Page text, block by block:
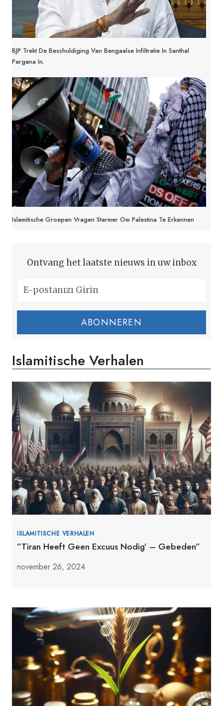
BJP Trekt De Beschuldiging Van Bengaalse Infiltratie In Santhal
Pargana In.
Islamitische Groepen Vragen Starmer Om Palestina Te Erkennen
Ontvang het laatste nieuws in uw inbox
ABONNEREN
Islamitische Verhalen
ISLAMITISCHE VERHALEN
”Tiran Heeft Geen Excuus Nodig’ – Gebeden”
november 26, 2024